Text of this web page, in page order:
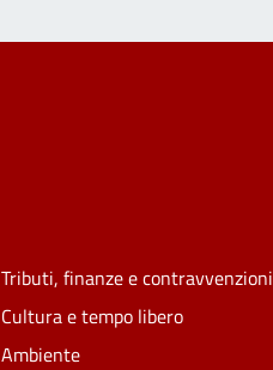
Tributi, finanze e contravvenzioni
Cultura e tempo libero
Ambiente